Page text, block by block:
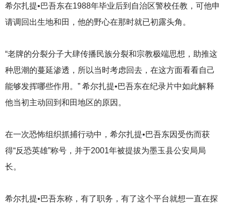
希尔扎提•巴吾东在1988年毕业后到自治区警校任教，可他申
请调回出生地和田，他的野心在那时就已初露头角。
“老牌的分裂分子大肆传播民族分裂和宗教极端思想，助推这
种思潮的蔓延渗透，所以当时考虑回去，在这方面看看自己
能够发挥哪些作用。” 希尔扎提•巴吾东在纪录片中如此解释
他当初主动回到和田地区的原因。
在一次恐怖组织抓捕行动中，希尔扎提•巴吾东因受伤而获
得“反恐英雄”称号，并于2001年被提拔为墨玉县公安局局
长。
希尔扎提•巴吾东称，有了职务，有了这个平台就想一直在探